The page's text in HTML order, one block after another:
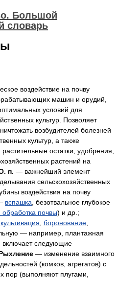
Большой
словарь
воздействие на почву
машин и орудий,
условий для
культур. Позволяет
возбудителей болезней
культур, а также
остатки, удобрения,
растений на
п. — важнейший элемент
сельскохозяйственных
воздействия на почву
вспашка , безотвальное глубокое
обработка почвы) и др.;
культивация боронование
— например, плантажная
включает следующие
— изменение взаимного
(комков, агрегатов) с
пор (выполняют плугами,